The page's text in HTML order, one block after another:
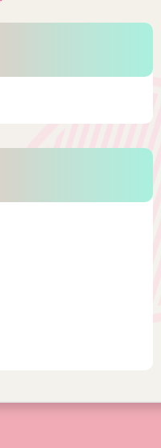
のを短くして着る前提な
なブランドもあります。